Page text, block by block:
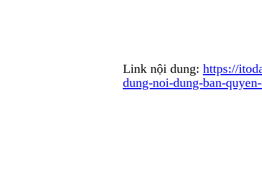
Link nội dung: https://
dung-noi-dung-ban-